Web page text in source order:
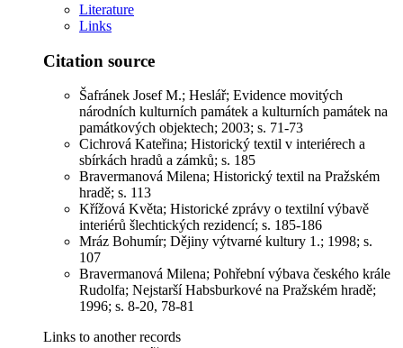
Literature
Links
Citation source
Šafránek Josef M.; Heslář; Evidence movitých
národních kulturních památek a kulturních památek na
památkových objektech; 2003; s. 71-73
Cichrová Kateřina; Historický textil v interiérech a
sbírkách hradů a zámků; s. 185
Bravermanová Milena; Historický textil na Pražském
hradě; s. 113
Křížová Květa; Historické zprávy o textilní výbavě
interiérů šlechtických rezidencí; s. 185-186
Mráz Bohumír; Dějiny výtvarné kultury 1.; 1998; s.
107
Bravermanová Milena; Pohřební výbava českého krále
Rudolfa; Nejstarší Habsburkové na Pražském hradě;
1996; s. 8-20, 78-81
Links to another records